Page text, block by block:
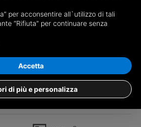
via Giuseppe Garibaldi
per acconsentire all`utilizzo di tali
“Rifiuta” per continuare senza
di più e personalizza
Accetta